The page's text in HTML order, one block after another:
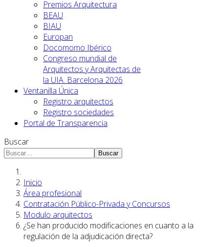
Premios Arquitectura
BEAU
BIAU
Europan
Docomomo Ibérico
Congreso mundial de
Arquitectos y Arquitectas de
la UIA. Barcelona 2026
Ventanilla Única
Registro arquitectos
Registro sociedades
Portal de Transparencia
Buscar
Buscar
Inicio
Área profesional
Contratación Público-Privada y Concursos
Modulo arquitectos
¿Se han producido modificaciones en cuanto a la
regulación de la adjudicación directa?